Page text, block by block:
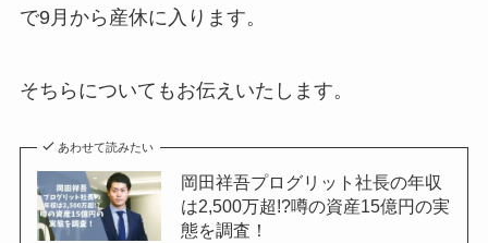
で9月から産休に入ります。
そちらについてもお伝えいたします。
あわせて読みたい
岡田祥吾プログリット社長の年収
は2,500万超!?噂の資産15億円の実
態を調査！